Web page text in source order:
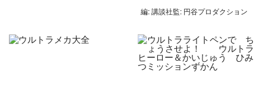
編: 講談社監: 円谷プロダクション